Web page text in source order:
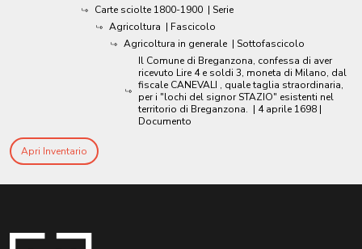
Carte sciolte 1800-1900 | Serie
Agricoltura | Fascicolo
Agricoltura in generale | Sottofascicolo
Il Comune di Breganzona, confessa di aver
ricevuto Lire 4 e soldi 3, moneta di Milano, dal
fiscale CANEVALI , quale taglia straordinaria,
per i "lochi del signor STAZIO" esistenti nel
territorio di Breganzona. | 4 aprile 1698 |
Documento
Apri Inventario